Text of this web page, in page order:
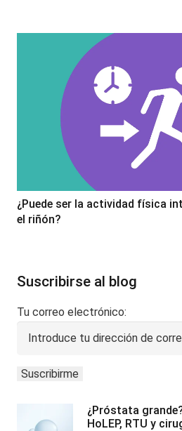
¿Puede ser la actividad física
el riñón?
Suscribirse al blog
Tu correo electrónico:
¿Próstata
HoLEP, RTU y